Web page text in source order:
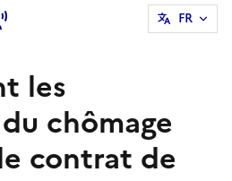
FR
les
chômage
contrat de